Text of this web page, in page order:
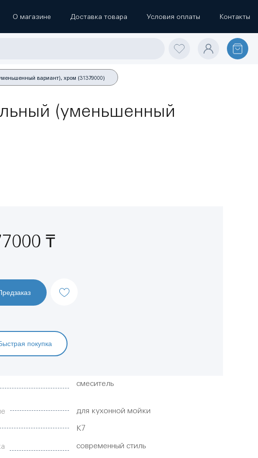
О магазине Доставка товара Условия оплаты Контакты
вариант), хром (31379000)
(уменьшенный
₸
покупка
смеситель
для кухонной мойки
K7
современный стиль